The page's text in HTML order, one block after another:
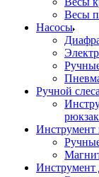
Весы
Насосы
Ручной
Инструмент
Инструмент